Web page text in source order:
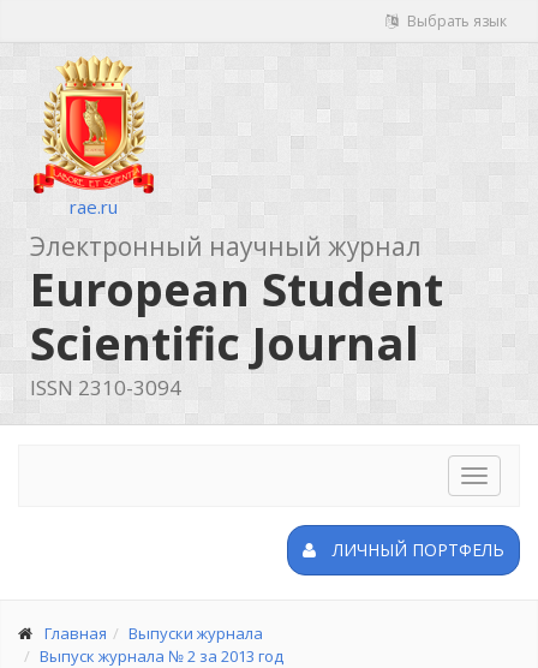
Выбрать язык
rae.ru
Электронный научный журнал
European Student
Scientific Journal
ISSN 2310-3094
Toggle
ЛИЧНЫЙ ПОРТФЕЛЬ
Главная
Выпуски журнала
Выпуск журнала № 2 за 2013 год